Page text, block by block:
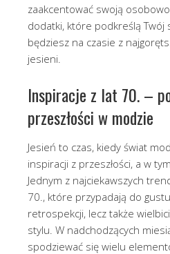
zaakcentować swoją
dodatki, które podkreślą Twój
będziesz na czasie z
jesieni.
Inspiracje z lat 70. –
przeszłości w modzie
Jesień to czas, kiedy świat
inspiracji z przeszłości, a w
Jednym z najciekawszych
70., które przypadają do
retrospekcji, lecz także
stylu. W nadchodzących
spodziewać się wielu